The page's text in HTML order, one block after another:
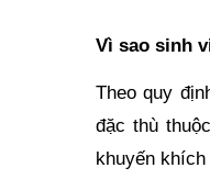
Vì sao sinh
Theo quy
đặc thù
khuyến